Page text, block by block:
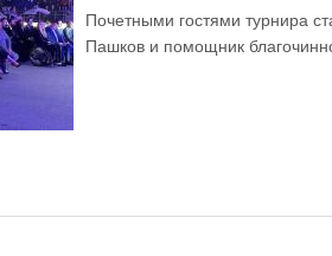
Почетными гостями турнира
Пашков и помощник